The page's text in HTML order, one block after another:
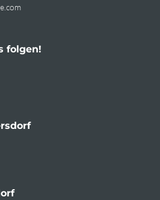
folgen!